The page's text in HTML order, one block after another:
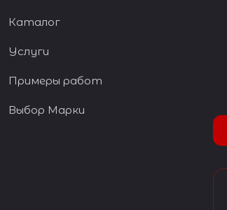
Каталог
Услуги
Примеры работ
Выбор Марки